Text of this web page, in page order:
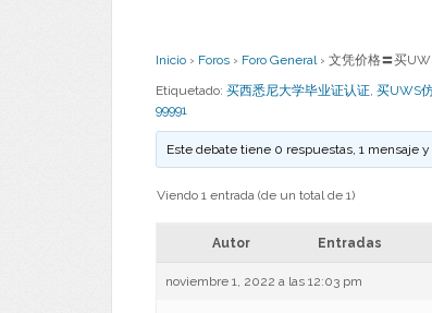
Inicio › Foros › Foro General › 文凭价格〓买
Etiquetado: 买西悉尼大学毕业证认证, 买UWS
99991
Este debate tiene 0 respuestas, 1 mensaje
Viendo 1 entrada (de un total de 1)
Autor Entradas
noviembre 1, 2022 a las 12:03 pm